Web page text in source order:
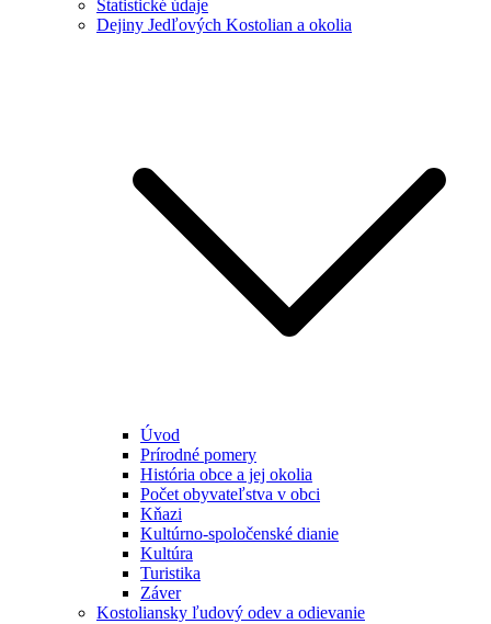
Štatistické údaje
Dejiny Jedľových Kostolian a okolia
Úvod
Prírodné pomery
História obce a jej okolia
Počet obyvateľstva v obci
Kňazi
Kultúrno-spoločenské dianie
Kultúra
Turistika
Záver
Kostoliansky ľudový odev a odievanie